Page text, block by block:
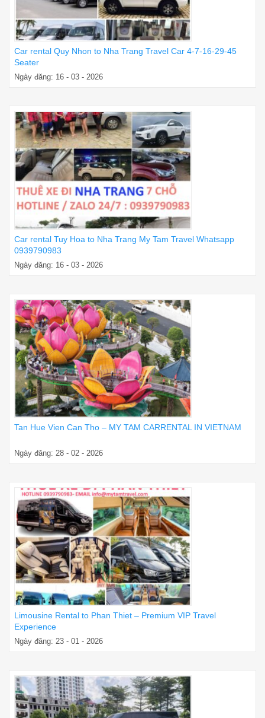
Car rental Quy Nhon to Nha Trang Travel Car 4-7-16-29-45
Seater
Ngày đăng: 16 - 03 - 2026
Car rental Tuy Hoa to Nha Trang My Tam Travel Whatsapp
0939790983
Ngày đăng: 16 - 03 - 2026
Tan Hue Vien Can Tho – MY TAM CARRENTAL IN VIETNAM
Ngày đăng: 28 - 02 - 2026
Limousine Rental to Phan Thiet – Premium VIP Travel
Experience
Ngày đăng: 23 - 01 - 2026